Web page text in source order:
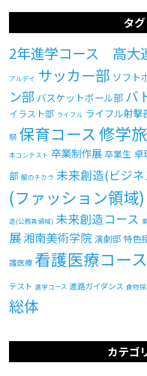
タグ
2年進学コース 高大
アルデイ サッカー部 ソフト
ン部 バスケットボール部 バ
イラスト部 ライフル ライフル射撃
祭 保育コース修学
本コンテスト 卒業制作展卒業生 卓
部 服のチカラ 未来創造(ビジ
(ファッション領域)
造(公務員領域) 未来創造コース
展湘南美術学院 演劇部 特色
護医療 看護医療コース
テスト 進学コース 進路ガイダンス 食物
総体
カテゴ